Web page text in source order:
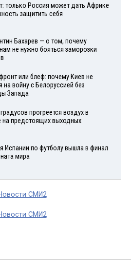
только Россия может дать Африке
защитить себя
Бахарев — о том, почему
не нужно бояться заморозки
или блеф: почему Киев не
на войну с Белоруссией без
Запада
прогреется воздух в
на предстоящих выходных
Испании по футболу вышла в финал
мира
СМИ2
СМИ2